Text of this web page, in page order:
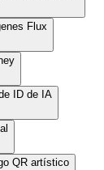
Flux
ID de IA
QR artístico